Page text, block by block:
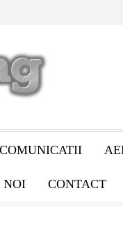
NOI CONTACT